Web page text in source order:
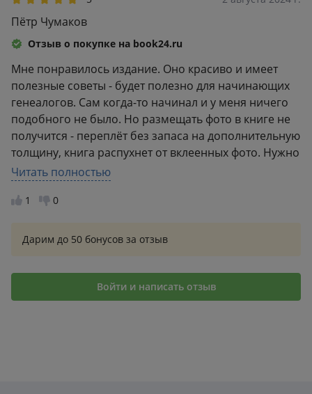
Пётр Чумаков
Отзыв о покупке на book24.ru
Мне понравилось издание. Оно красиво и имеет
полезные советы - будет полезно для начинающих
генеалогов. Сам когда-то начинал и у меня ничего
подобного не было. Но размещать фото в книге не
получится - переплёт без запаса на дополнительную
толщину, книга распухнет от вклеенных фото. Нужно
делать переплёт как у фотоальбома или на кольцах.
И вообще лучше бы предусмотреть возможность
вставки дополнительных страниц. Говорю, исходя из
обложка, страницы. Не хватает красивой подробной
учитывать, что в недавнем прошлом наши предки
жили в Союзе Советский Социалистических
Республик. Такие карты можно предусмотреть как
Читать полностью
1 0
Дарим до 50 бонусов за отзыв
Войти и написать отзыв